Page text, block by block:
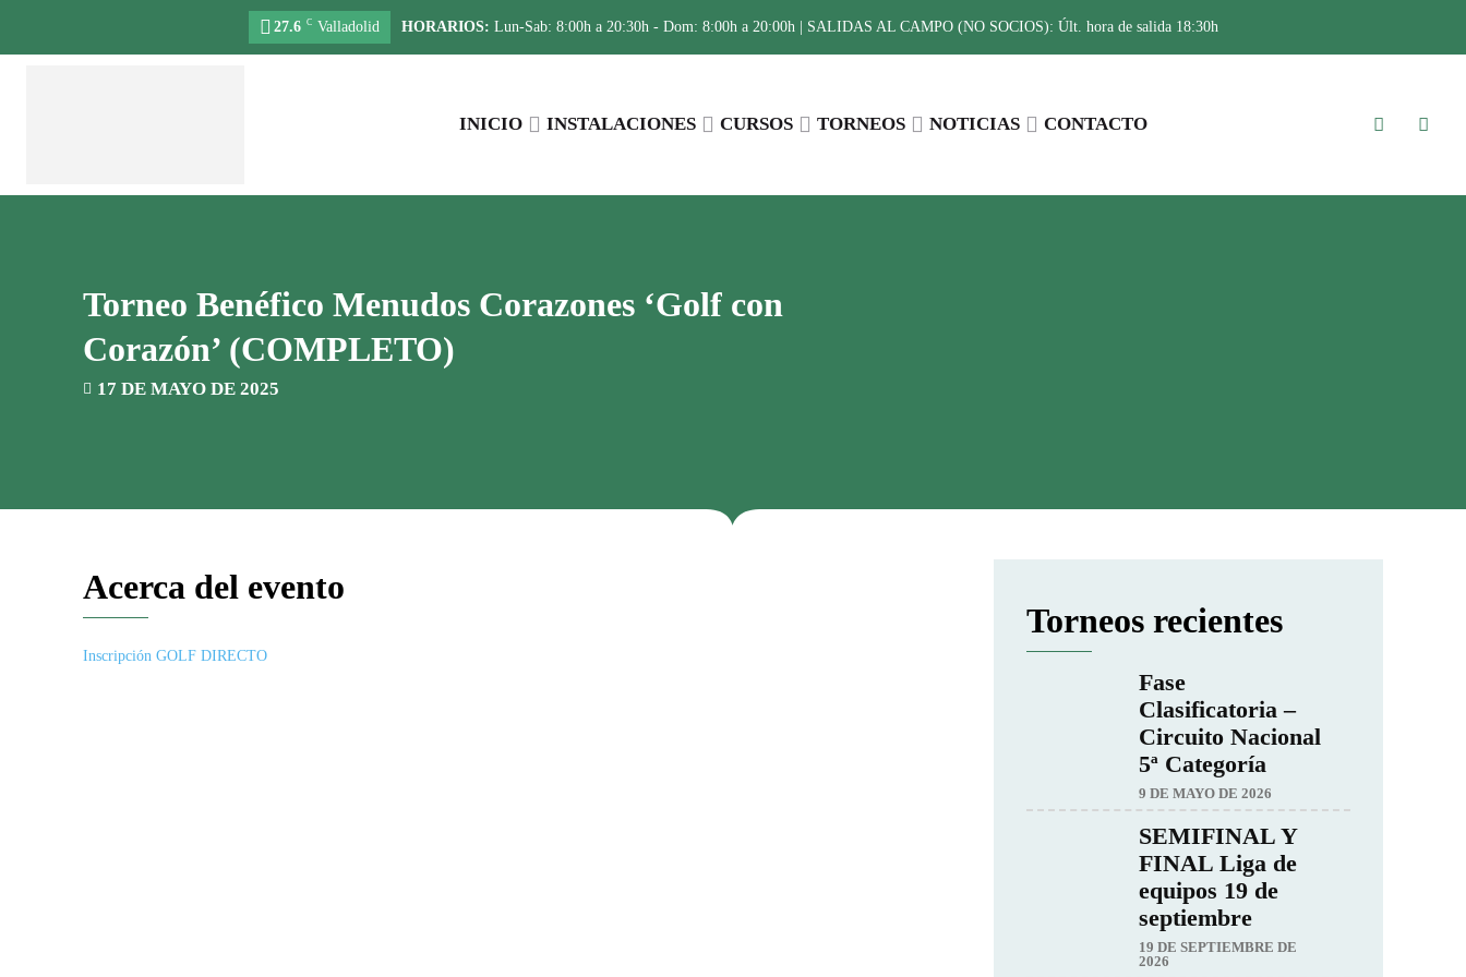
27.6 C Valladolid HORARIOS: Lun-Sab: 8:00h a 20:30h - Dom: 8:00h a 20:00h | SALIDAS AL CAMPO (NO SOCIOS): Últ. hora de salida 18:30h
INICIO INSTALACIONES CURSOS TORNEOS NOTICIAS CONTACTO
Torneo Benéfico Menudos Corazones ‘Golf con
Corazón’ (COMPLETO)
17 DE MAYO DE 2025
Acerca del evento
Inscripción GOLF DIRECTO
Torneos recientes
Fase
Clasificatoria –
Circuito Nacional
5ª Categoría
9 DE MAYO DE 2026
SEMIFINAL Y
FINAL Liga de
equipos 19 de
septiembre
19 DE SEPTIEMBRE DE
2026